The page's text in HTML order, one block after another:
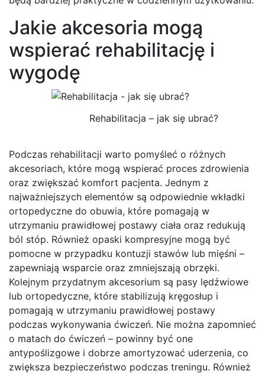
Jakie akcesoria mogą
wspierać rehabilitację i
wygodę
Rehabilitacja – jak się ubrać?
Podczas rehabilitacji warto pomyśleć o różnych
akcesoriach, które mogą wspierać proces zdrowienia
oraz zwiększać komfort pacjenta. Jednym z
najważniejszych elementów są odpowiednie wkładki
ortopedyczne do obuwia, które pomagają w
utrzymaniu prawidłowej postawy ciała oraz redukują
ból stóp. Również opaski kompresyjne mogą być
pomocne w przypadku kontuzji stawów lub mięśni –
zapewniają wsparcie oraz zmniejszają obrzęki.
Kolejnym przydatnym akcesorium są pasy lędźwiowe
lub ortopedyczne, które stabilizują kręgosłup i
pomagają w utrzymaniu prawidłowej postawy
podczas wykonywania ćwiczeń. Nie można zapomnieć
o matach do ćwiczeń – powinny być one
antypoślizgowe i dobrze amortyzować uderzenia, co
zwiększa bezpieczeństwo podczas treningu. Również